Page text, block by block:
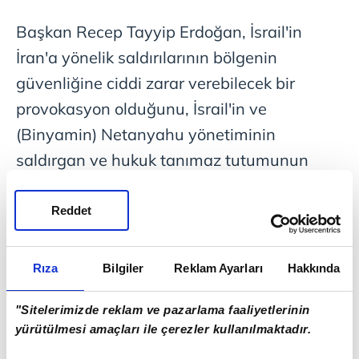
Rıza Bilgiler Reklam Ayarları Hakkında
"Sitelerimizde reklam ve pazarlama faaliyetlerinin
yürütülmesi amaçları ile çerezler kullanılmaktadır.
Reddet
Başkan Recep Tayyip Erdoğan, İsrail'in
İran'a yönelik saldırılarının bölgenin
güvenliğine ciddi zarar verebilecek bir
provokasyon olduğunu, İsrail'in ve
(Binyamin) Netanyahu yönetiminin
saldırgan ve hukuk tanımaz tutumunun
küresel boyutta istikrar ve güvenlik sorunu
doğurduğunu ifade etti.
Saldırılarla İsrail'in İran'ın nükleer
programına ilişkin meselede çözüm
çabalarını baltaladığını belirten Erdoğan,
İsrail saldırıları neticesinde oluşabilecek